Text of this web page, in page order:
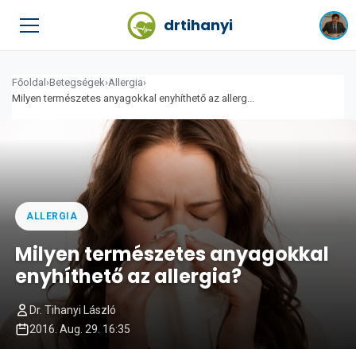
drtihanyi
Főoldal ›Betegségek›Allergia›
Milyen természetes anyagokkal enyhíthető az allerg...
ALLERGIA
Milyen természetes anyagokkal
enyhíthető az allergia?
Dr. Tihanyi László
2016. Aug. 29. 16:35